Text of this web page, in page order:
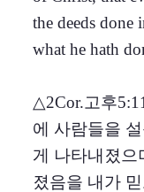
the deeds done
what he hath
△2Cor.고후
에 사람들을
게 나타내졌으
졌음을 내가